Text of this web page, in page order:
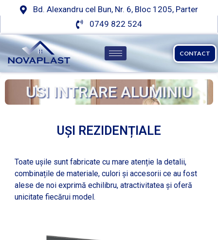
Bd. Alexandru cel Bun, Nr. 6, Bloc 1205, Parter
0749 822 524
CONTACT
USI INTRARE ALUMINIU
UȘI REZIDENȚIALE
Toate ușile sunt fabricate cu mare atenție la detalii,
combinațile de materiale, culori și accesorii ce au fost
alese de noi exprimă echilibru, atractivitatea și oferă
unicitate fiecărui model.